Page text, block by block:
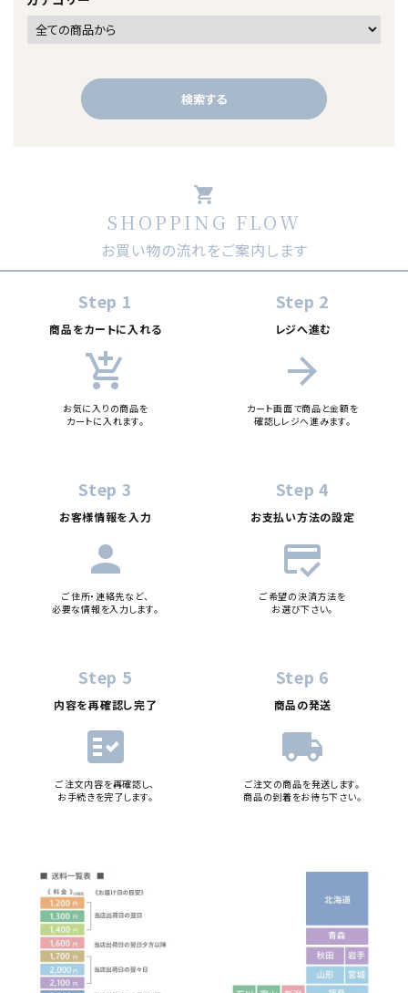
検索する
キーワード
カテゴリー
検索する
shopping_cart
SHOPPING FLOW
お買い物の流れをご案内します
Step 1
商品をカートに入れる
add_shopping_cart
お気に入りの商品を
カートに入れます。
Step 2
レジへ進む
arrow_forward
カート画面で商品と金額を
確認しレジへ進みます。
Step 3
お客様情報を入力
person
ご住所・連絡先など、
必要な情報を入力します。
Step 4
お支払い方法の設定
credit_score
ご希望の決済方法を
お選び下さい。
Step 5
内容を再確認し完了
fact_check
ご注文内容を再確認し、
お手続きを完了します。
Step 6
商品の発送
local_shipping
ご注文の商品を発送します。
商品の到着をお待ち下さい。